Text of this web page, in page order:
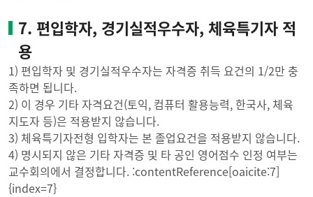
7. 편입학자, 경기실적우수자, 체육특기자 적
용
1) 편입학자 및 경기실적우수자는 자격증 취득 요건의 1/2만 충
족하면 됩니다.
2) 이 경우 기타 자격요건(토익, 컴퓨터 활용능력, 한국사, 체육
지도자 등)은 적용받지 않습니다.
3) 체육특기자전형 입학자는 본 졸업요건을 적용받지 않습니다.
4) 명시되지 않은 기타 자격증 및 타 공인 영어점수 인정 여부는
교수회의에서 결정합니다. :contentReference[oaicite:7]
{index=7}